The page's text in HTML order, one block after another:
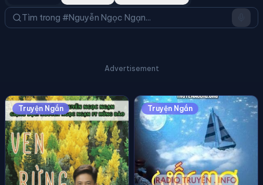
Advertisement
Truyện Ngắn Truyện Ngắn